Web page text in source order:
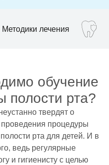
Методики лечения
обучение
полости рта?
твердят о
проведения процедуры
рта для детей. И в
ведь регулярные
и гигиенисту с целью